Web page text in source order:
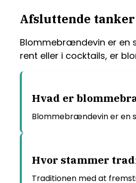
Afsluttende tanker
Blommebrændevin er en
rent eller i cocktails, er
Hvad er
Blommebrændevin er en
Hvor stammer
Traditionen med at